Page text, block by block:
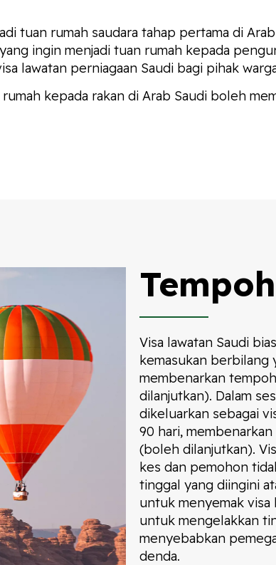
tuan rumah saudara tahap pertama di
ingin menjadi tuan rumah kepada
lawatan perniagaan Saudi bagi pihak
kepada rakan di Arab Saudi boleh
Visa lawatan Saudi
kemasukan berbilang
membenarkan
dilanjutkan). Dalam
dikeluarkan sebagai
90 hari,
(boleh dilanjutkan).
kes dan pemohon
tinggal yang diingini
untuk menyemak visa
untuk mengelakkan
menyebabkan
denda.